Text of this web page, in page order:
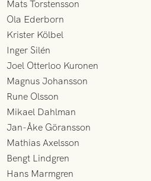
Mats Torstensson
Ola Ederborn
Krister Kölbel
Inger Silén
Joel Otterloo Kuronen
Magnus Johansson
Rune Olsson
Mikael Dahlman
Jan-Åke Göransson
Mathias Axelsson
Bengt Lindgren
Hans Marmgren